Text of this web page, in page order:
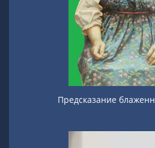
Предсказание